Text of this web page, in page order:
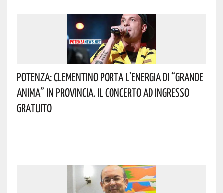
Potenza: Clementino Porta L’energia Di “Grande
Anima” In Provincia. Il Concerto Ad Ingresso
Gratuito